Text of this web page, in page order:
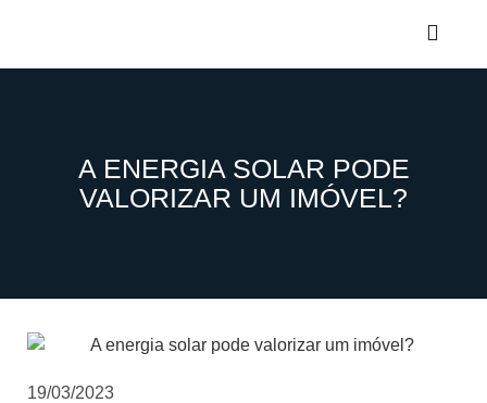
A ENERGIA SOLAR PODE
VALORIZAR UM IMÓVEL?
19/03/2023